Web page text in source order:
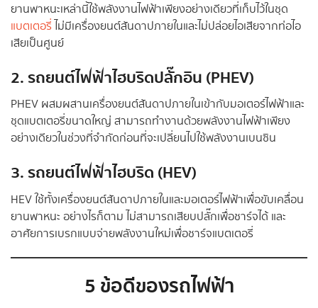
ยานพาหนะเหล่านี้ใช้พลังงานไฟฟ้าเพียงอย่างเดียวที่เก็บไว้ในชุด
แบตเตอรี่ ไม่มีเครื่องยนต์สันดาปภายในและไม่ปล่อยไอเสียจากท่อไอ
เสียเป็นศูนย์
2. รถยนต์ไฟฟ้าไฮบริดปลั๊กอิน (PHEV)
PHEV ผสมผสานเครื่องยนต์สันดาปภายในเข้ากับมอเตอร์ไฟฟ้าและ
ชุดแบตเตอรี่ขนาดใหญ่ สามารถทำงานด้วยพลังงานไฟฟ้าเพียง
อย่างเดียวในช่วงที่จำกัดก่อนที่จะเปลี่ยนไปใช้พลังงานเบนซิน
3. รถยนต์ไฟฟ้าไฮบริด (HEV)
HEV ใช้ทั้งเครื่องยนต์สันดาปภายในและมอเตอร์ไฟฟ้าเพื่อขับเคลื่อน
ยานพาหนะ อย่างไรก็ตาม ไม่สามารถเสียบปลั๊กเพื่อชาร์จได้ และ
อาศัยการเบรกแบบจ่ายพลังงานใหม่เพื่อชาร์จแบตเตอรี่
5ข้อดีของรถไฟฟ้า